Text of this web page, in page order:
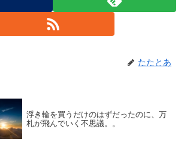
たたとあ
浮き輪を買うだけのはずだったのに、万
札が飛んでいく不思議。。